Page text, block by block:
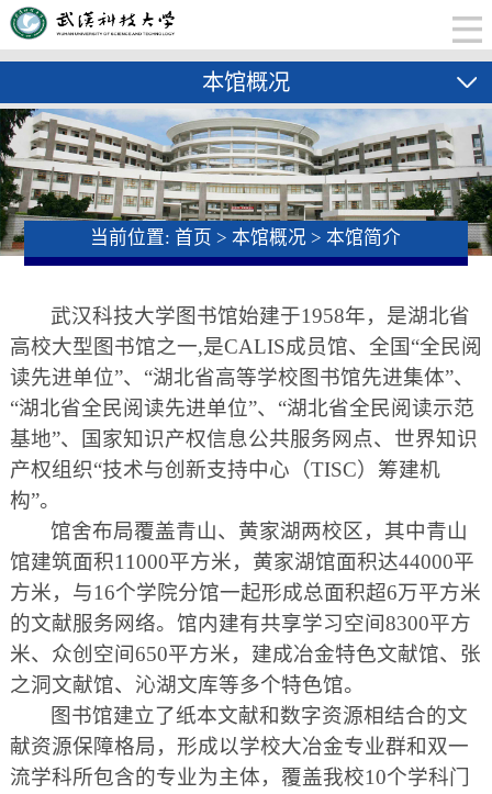
本馆概况
当前位置:首页 > 本馆概况 > 本馆简介
武汉科技大学图书馆始建于1958年，是湖北省
高校大型图书馆之一,是CALIS成员馆、全国“全民阅
读先进单位”、“湖北省高等学校图书馆先进集体”、
“湖北省全民阅读先进单位”、“湖北省全民阅读示范
基地”、国家知识产权信息公共服务网点、世界知识
产权组织“技术与创新支持中心（TISC）筹建机
构”。
馆舍布局覆盖青山、黄家湖两校区，其中青山
馆建筑面积11000平方米，黄家湖馆面积达44000平
方米，与16个学院分馆一起形成总面积超6万平方米
的文献服务网络。馆内建有共享学习空间8300平方
米、众创空间650平方米，建成冶金特色文献馆、张
之洞文献馆、沁湖文库等多个特色馆。
图书馆建立了纸本文献和数字资源相结合的文
献资源保障格局，形成以学校大冶金专业群和双一
流学科所包含的专业为主体，覆盖我校10个学科门